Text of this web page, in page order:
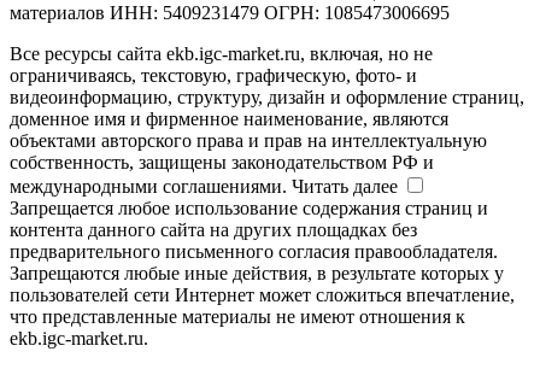
материалов ИНН: 5409231479 ОГРН: 1085473006695
Все ресурсы сайта ekb.igc-market.ru, включая, но не
ограничиваясь, текстовую, графическую, фото- и
видеоинформацию, структуру, дизайн и оформление страниц,
доменное имя и фирменное наименование, являются
объектами авторского права и прав на интеллектуальную
собственность, защищены законодательством РФ и
международными соглашениями. Читать далее
Запрещается любое использование содержания страниц и
контента данного сайта на других площадках без
предварительного письменного согласия правообладателя.
Запрещаются любые иные действия, в результате которых у
пользователей сети Интернет может сложиться впечатление,
что представленные материалы не имеют отношения к
ekb.igc-market.ru.